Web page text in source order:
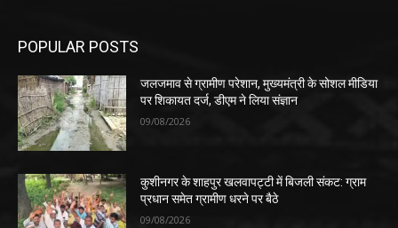
POPULAR POSTS
जलजमाव से ग्रामीण परेशान, मुख्यमंत्री के सोशल मीडिया
पर शिकायत दर्ज, डीएम ने लिया संज्ञान
09/08/2026
कुशीनगर के शाहपुर खलवापट्टी में बिजली संकट: ग्राम
प्रधान समेत ग्रामीण धरने पर बैठे
09/08/2026